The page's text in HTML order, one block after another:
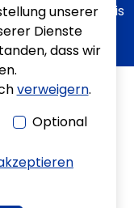
unserer
Dienste
dass wir
verweigern.
Optional